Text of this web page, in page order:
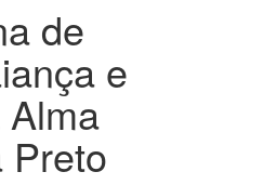
de
e
Preto